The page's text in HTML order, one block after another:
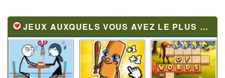
JEUX AUXQUELS VOUS AVEZ LE PLUS JOUÉ